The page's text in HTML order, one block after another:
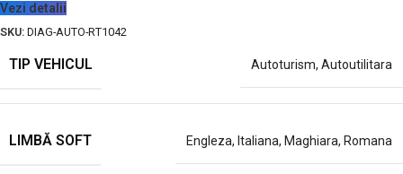
Vezi detalii
SKU: DIAG-AUTO-RT1042
TIP VEHICUL Autoturism, Autoutilitara
LIMBĂ SOFT Engleza, Italiana, Maghiara, Romana